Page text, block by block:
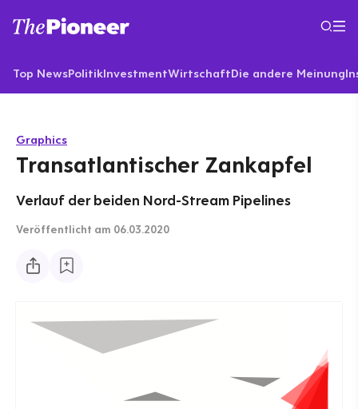
Top NewsPolitikInvestmentWirtschaftDie andere Meinung
Graphics
Transatlantischer Zankapfel
Verlauf der beiden Nord-Stream Pipelines
Veröffentlicht am 06.03.2020